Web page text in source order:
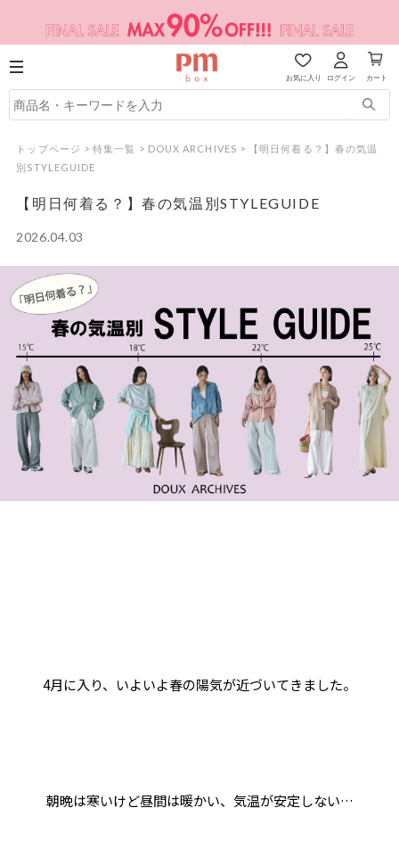
お気に入り ログイン カート
トップページ > 特集一覧 > DOUX ARCHIVES >
【明日何着る？】春の気温
別STYLEGUIDE
【明日何着る？】春の気温別STYLEGUIDE
2026.04.03
4月に入り、いよいよ春の陽気が近づいてきました。
朝晩は寒いけど昼間は暖かい、気温が安定しない…